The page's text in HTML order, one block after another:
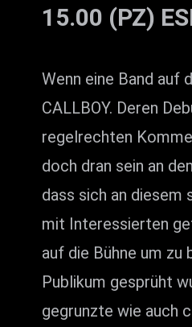
15.00 (PZ)
Wenn eine Band auf
CALLBOY. Deren
regelrechten
doch dran sein an
dass sich an diesem
mit Interessierten
auf die Bühne um zu
Publikum gesprüht
gegrunzte wie auch